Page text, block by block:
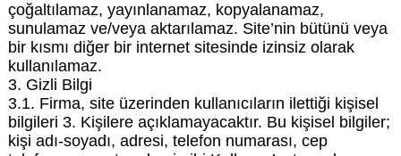
çoğaltılamaz, yayınlanamaz, kopyalanamaz,
sunulamaz ve/veya aktarılamaz. Site’nin bütünü veya
bir kısmı diğer bir internet sitesinde izinsiz olarak
kullanılamaz.
3. Gizli Bilgi
3.1. Firma, site üzerinden kullanıcıların ilettiği kişisel
bilgileri 3. Kişilere açıklamayacaktır. Bu kişisel bilgiler;
kişi adı-soyadı, adresi, telefon numarası, cep